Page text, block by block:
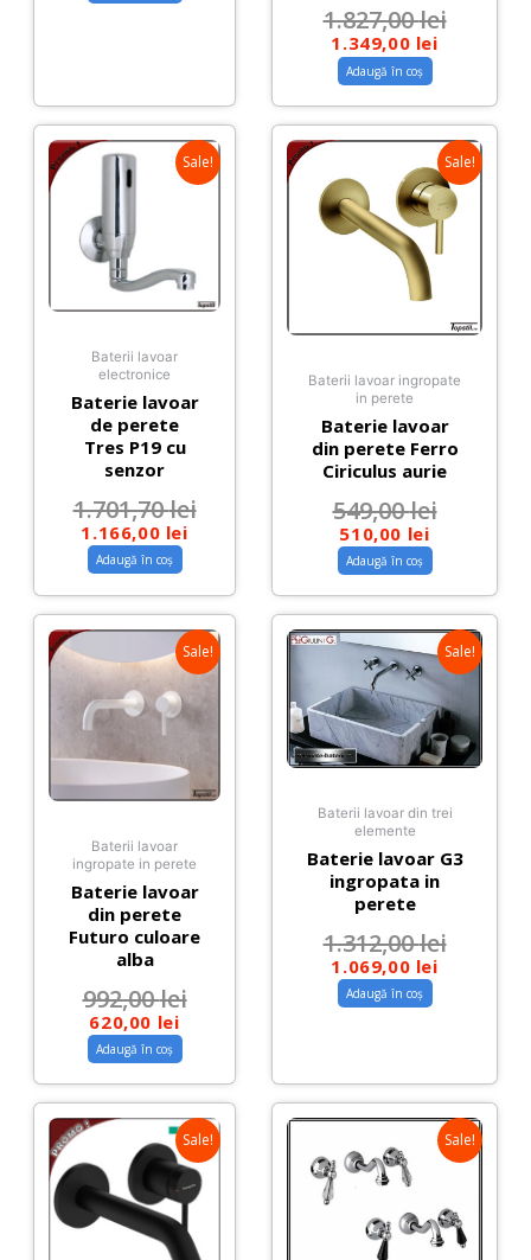
1.827,00lei
1.349,00 lei
Adaugă în coș
Sale!
Baterii lavoar
electronice
Baterie lavoar
de perete
Tres P19 cu
senzor
1.701,70lei
1.166,00 lei
Adaugă în coș
Sale!
Baterii lavoar ingropate
in perete
Baterie lavoar
din perete Ferro
Ciriculus aurie
549,00lei
510,00 lei
Adaugă în coș
Sale!
Baterii lavoar
ingropate in perete
Baterie lavoar
din perete
Futuro culoare
alba
992,00lei
620,00 lei
Adaugă în coș
Sale!
Baterii lavoar din trei
elemente
Baterie lavoar G3
ingropata in
perete
1.312,00lei
1.069,00 lei
Adaugă în coș
Sale! Sale!